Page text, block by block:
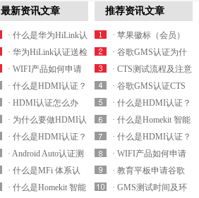
最新资讯文章
· 什么是华为HiLink认
证？HiLink认证怎么
办理？
· 华为HiLink认证送检
样机有什么要求？
· WIFI产品如何申请
华为HiLink认证？
· 什么是HDMI认证？
如何查询HDMI协会
会员？
· HDMI认证怎么办
理？哪家实验室可以
办理HDMI认证？
· 为什么要做HDMI认
证？不申请HDMI认
证有什么处罚？
· 什么是HDMI认证？
HDMI认证测试要求
有哪些？
· Android Auto认证测
试内容有哪些？
· 什么是MFi 体系认
证？
· 什么是Homekit 智能
推荐资讯文章
· 苹果徽标（会员）
AirPlay2认证怎么办
理？
· 谷歌GMS认证为什
么要去3PL实验室测
试？
· CTS测试流程及注意
事项
· 谷歌GMS认证CTS
测试之GTS测试有什
么区别？
· 什么是HDMI认证？
HDMI认证测试要求
有哪些？
· 什么是Homekit 智能
家居认证？
· 什么是HDMI认证？
如何查询HDMI协会
会员？
· WIFI产品如何申请
华为HiLink认证？
· 教育平板申请谷歌
GMS认证一定要获得
· GMS测试时间及环